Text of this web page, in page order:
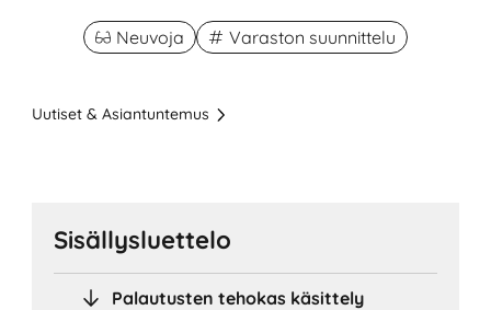
Neuvoja Varaston suunnittelu
Uutiset & Asiantuntemus
Sisällysluettelo
Palautusten tehokas käsittely